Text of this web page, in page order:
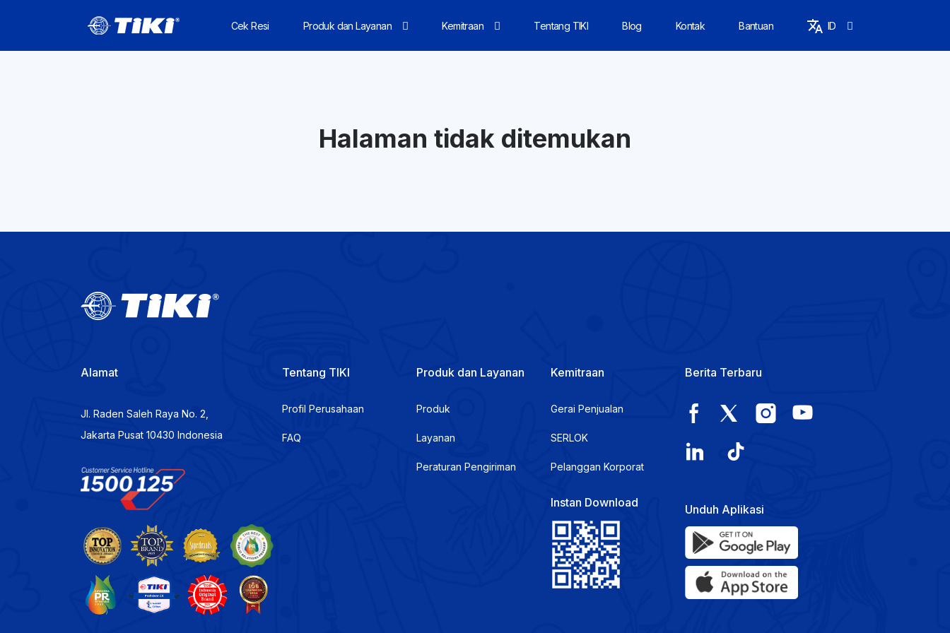
Cek Resi Produk dan Layanan Kemitraan Tentang TIKI Blog Kontak Bantuan ID
Halaman tidak ditemukan
Alamat
Jl. Raden Saleh Raya No. 2,
Jakarta Pusat 10430 Indonesia
Tentang TIKI
Profil Perusahaan
FAQ
Produk dan Layanan
Produk
Layanan
Peraturan Pengiriman
Kemitraan
Gerai Penjualan
SERLOK
Pelanggan Korporat
Instan Download
Berita Terbaru
Unduh Aplikasi